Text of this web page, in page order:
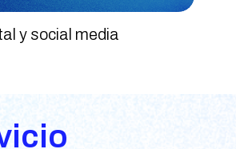
y social media